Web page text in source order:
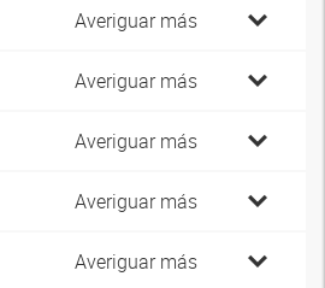
Averiguar más
Averiguar más
Averiguar más
Averiguar más
Averiguar más